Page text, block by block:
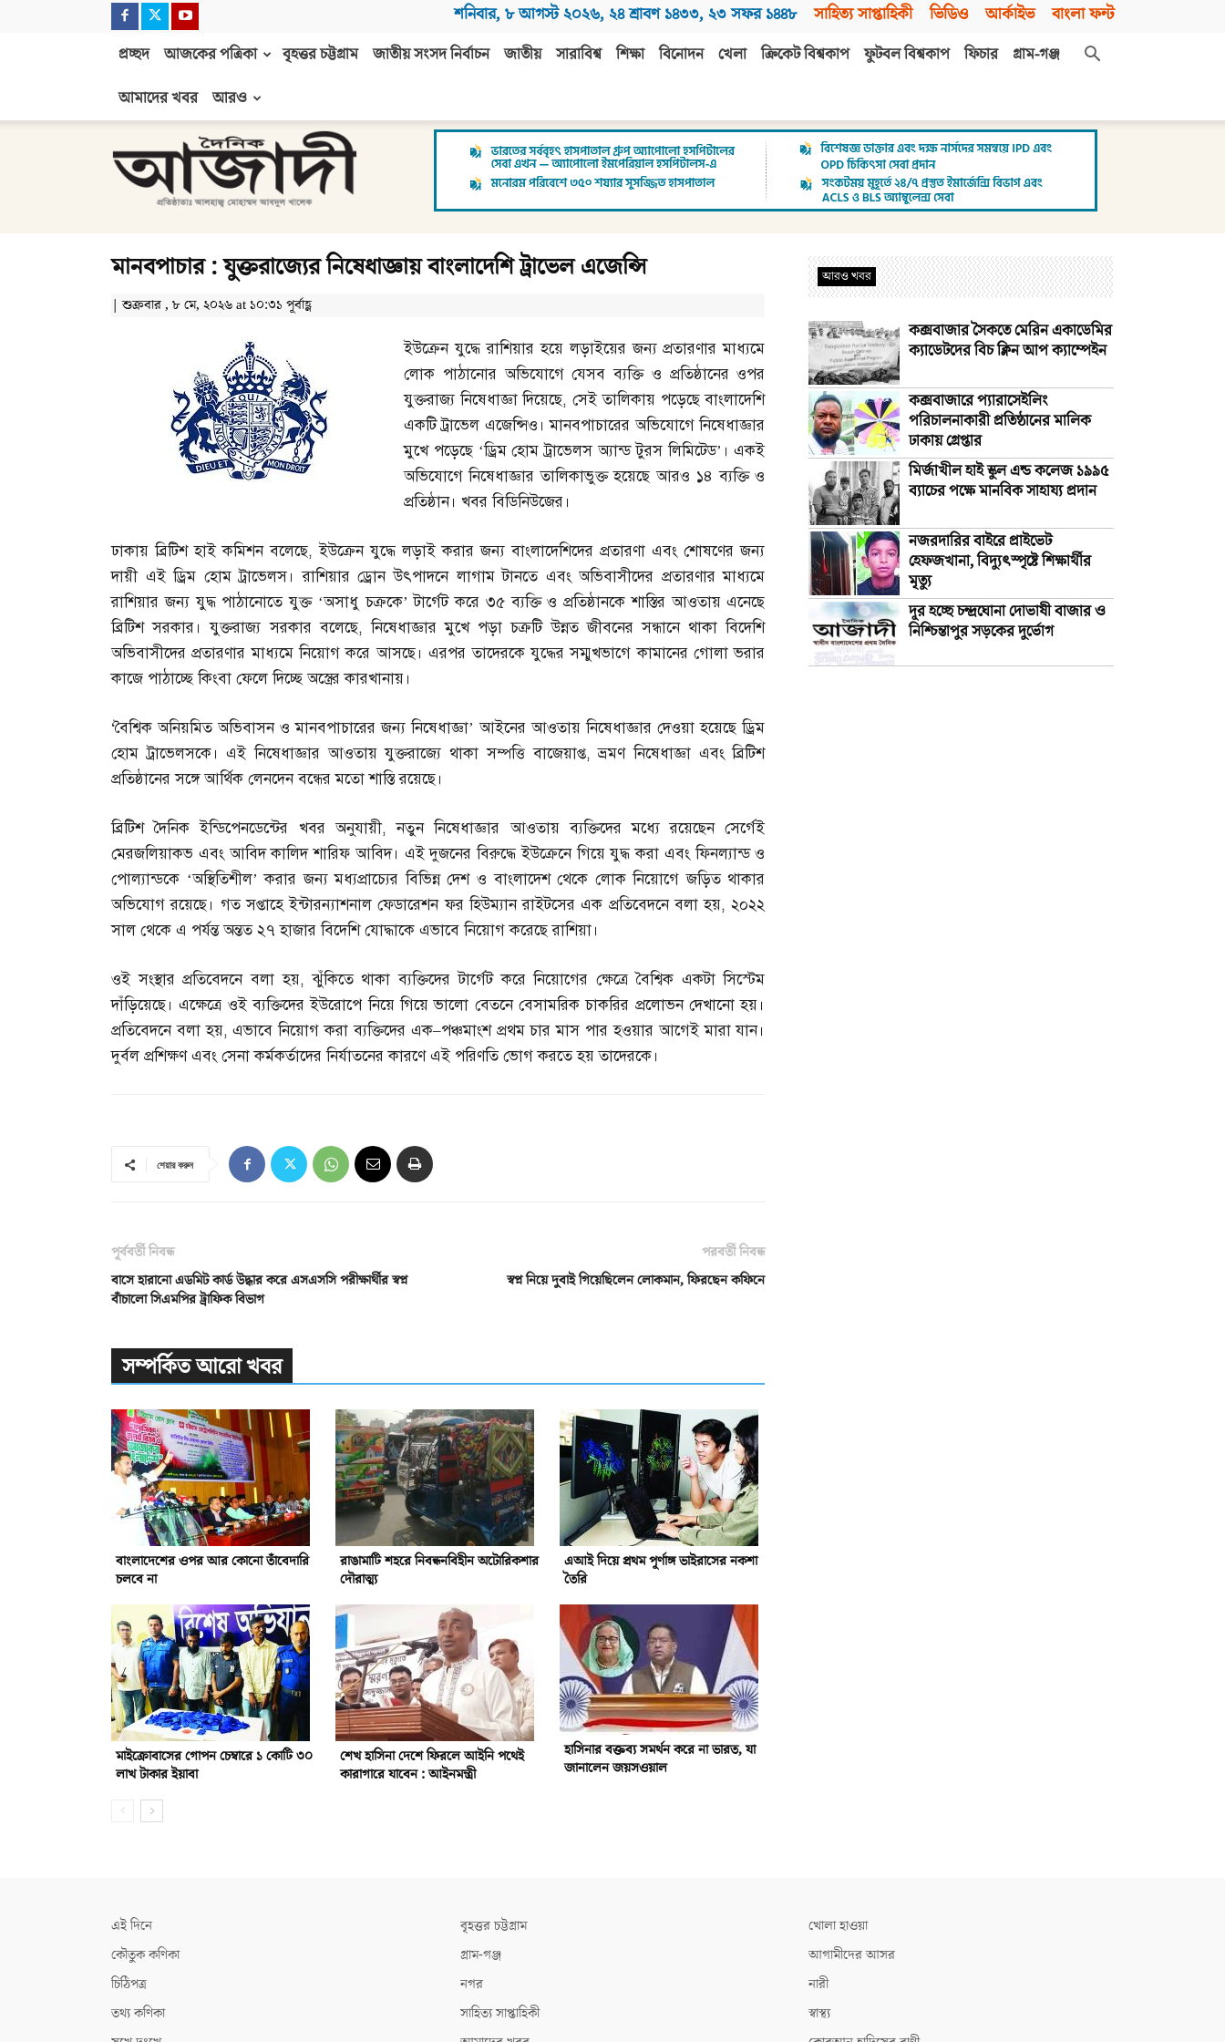
শনিবার, ৮ আগস্ট ২০২৬, ২৪ শ্রাবণ ১৪৩৩, ২৩ সফর ১৪৪৮ সাহিত্য সাপ্তাহিকী ভিডিও আর্কাইভ বাংলা ফন্ট
প্রচ্ছদ আজকের পত্রিকা বৃহত্তর চট্টগ্রাম জাতীয় সংসদ নির্বাচন জাতীয় সারাবিশ্ব শিক্ষা বিনোদন খেলা ক্রিকেট বিশ্বকাপ ফুটবল বিশ্বকাপ ফিচার
গ্রাম-গঞ্জ
আমাদের খবর
আরও
আজাদী
মানবপাচার : যুক্তরাজ্যের নিষেধাজ্ঞায় বাংলাদেশি ট্রাভেল এজেন্সি
| শুক্রবার , ৮ মে, ২০২৬ at ১০:৩১ পূর্বাহ্ণ
ইউক্রেন যুদ্ধে রাশিয়ার হয়ে লড়াইয়ের জন্য প্রতারণার মাধ্যমে
লোক পাঠানোর অভিযোগে যেসব ব্যক্তি ও প্রতিষ্ঠানের ওপর
যুক্তরাজ্য নিষেধাজ্ঞা দিয়েছে,সেই তালিকায় পড়েছে বাংলাদেশি
একটি ট্রাভেল এজেন্সিও। মানবপাচারের অভিযোগে নিষেধাজ্ঞার
মুখে পড়েছে ‘ড্রিম হোম ট্রাভেলস অ্যান্ড টুরস লিমিটেড’। একই
অভিযোগে নিষেধাজ্ঞার তালিকাভুক্ত হয়েছে আরও ১৪ ব্যক্তি ও
প্রতিষ্ঠান। খবর বিডিনিউজের।
ঢাকায় ব্রিটিশ হাই কমিশন বলেছে,ইউক্রেন যুদ্ধে লড়াই করার জন্য বাংলাদেশিদের প্রতারণা এবং শোষণের জন্য
দায়ী এই ড্রিম হোম ট্রাভেলস। রাশিয়ার ড্রোন উৎপাদনে লাগাম টানতে এবং অভিবাসীদের প্রতারণার মাধ্যমে
রাশিয়ার জন্য যুদ্ধ পাঠানোতে যুক্ত ‘অসাধু চক্রকে’ টার্গেট করে ৩৫ ব্যক্তি ও প্রতিষ্ঠানকে শাস্তির আওতায় এনেছে
ব্রিটিশ সরকার। যুক্তরাজ্য সরকার বলেছে,নিষেধাজ্ঞার মুখে পড়া চক্রটি উন্নত জীবনের সন্ধানে থাকা বিদেশি
অভিবাসীদের প্রতারণার মাধ্যমে নিয়োগ করে আসছে। এরপর তাদেরকে যুদ্ধের সম্মুখভাগে কামানের গোলা ভরার
কাজে পাঠাচ্ছে কিংবা ফেলে দিচ্ছে অস্ত্রের কারখানায়।
‘বৈশ্বিক অনিয়মিত অভিবাসন ও মানবপাচারের জন্য নিষেধাজ্ঞা’ আইনের আওতায় নিষেধাজ্ঞার দেওয়া হয়েছে ড্রিম
হোম ট্রাভেলসকে। এই নিষেধাজ্ঞার আওতায় যুক্তরাজ্যে থাকা সম্পত্তি বাজেয়াপ্ত,ভ্রমণ নিষেধাজ্ঞা এবং ব্রিটিশ
প্রতিষ্ঠানের সঙ্গে আর্থিক লেনদেন বন্ধের মতো শাস্তি রয়েছে।
ব্রিটিশ দৈনিক ইন্ডিপেনডেন্টের খবর অনুযায়ী,নতুন নিষেধাজ্ঞার আওতায় ব্যক্তিদের মধ্যে রয়েছেন সের্গেই
মেরজলিয়াকভ এবং আবিদ কালিদ শারিফ আবিদ। এই দুজনের বিরুদ্ধে ইউক্রেনে গিয়ে যুদ্ধ করা এবং ফিনল্যান্ড ও
পোল্যান্ডকে ‘অস্থিতিশীল’ করার জন্য মধ্যপ্রাচ্যের বিভিন্ন দেশ ও বাংলাদেশ থেকে লোক নিয়োগে জড়িত থাকার
অভিযোগ রয়েছে। গত সপ্তাহে ইন্টারন্যাশনাল ফেডারেশন ফর হিউম্যান রাইটসের এক প্রতিবেদনে বলা হয়,২০২২
সাল থেকে এ পর্যন্ত অন্তত ২৭ হাজার বিদেশি যোদ্ধাকে এভাবে নিয়োগ করেছে রাশিয়া।
ওই সংস্থার প্রতিবেদনে বলা হয়,ঝুঁকিতে থাকা ব্যক্তিদের টার্গেট করে নিয়োগের ক্ষেত্রে বৈশ্বিক একটা সিস্টেম
দাঁড়িয়েছে। এক্ষেত্রে ওই ব্যক্তিদের ইউরোপে নিয়ে গিয়ে ভালো বেতনে বেসামরিক চাকরির প্রলোভন দেখানো হয়।
প্রতিবেদনে বলা হয়,এভাবে নিয়োগ করা ব্যক্তিদের এক–পঞ্চমাংশ প্রথম চার মাস পার হওয়ার আগেই মারা যান।
দুর্বল প্রশিক্ষণ এবং সেনা কর্মকর্তাদের নির্যাতনের কারণে এই পরিণতি ভোগ করতে হয় তাদেরকে।
শেয়ার করুন
পূর্ববর্তী নিবন্ধ
বাসে হারানো এডমিট কার্ড উদ্ধার করে এসএসসি পরীক্ষার্থীর স্বপ্ন
বাঁচালো সিএমপির ট্রাফিক বিভাগ
পরবর্তী নিবন্ধ
স্বপ্ন নিয়ে দুবাই গিয়েছিলেন লোকমান, ফিরছেন কফিনে
সম্পর্কিত আরো খবর
বাংলাদেশের ওপর আর কোনো তাঁবেদারি
চলবে না
রাঙামাটি শহরে নিবন্ধনবিহীন অটোরিকশার
দৌরাত্ম্য
এআই দিয়ে প্রথম পূর্ণাঙ্গ ভাইরাসের নকশা
তৈরি
মাইক্রোবাসের গোপন চেম্বারে ১ কোটি ৩০
লাখ টাকার ইয়াবা
শেখ হাসিনা দেশে ফিরলে আইনি পথেই
কারাগারে যাবেন : আইনমন্ত্রী
হাসিনার বক্তব্য সমর্থন করে না ভারত, যা
জানালেন জয়সওয়াল
আরও খবর
কক্সবাজার সৈকতে মেরিন একাডেমির
ক্যাডেটদের বিচ ক্লিন আপ ক্যাম্পেইন
কক্সবাজারে প্যারাসেইলিং
পরিচালনাকারী প্রতিষ্ঠানের মালিক
ঢাকায় গ্রেপ্তার
মির্জাখীল হাই স্কুল এন্ড কলেজ ১৯৯৫
ব্যাচের পক্ষে মানবিক সাহায্য প্রদান
নজরদারির বাইরে প্রাইভেট
হেফজখানা, বিদ্যুৎস্পৃষ্টে শিক্ষার্থীর
মৃত্যু
দূর হচ্ছে চন্দ্রঘোনা দোভাষী বাজার ও
নিশ্চিন্তাপুর সড়কের দুর্ভোগ
এই দিনে
কৌতুক কণিকা
চিঠিপত্র
তথ্য কণিকা
বৃহত্তর চট্টগ্রাম
গ্রাম-গঞ্জ
নগর
সাহিত্য সাপ্তাহিকী
খোলা হাওয়া
আগামীদের আসর
নারী
স্বাস্থ্য